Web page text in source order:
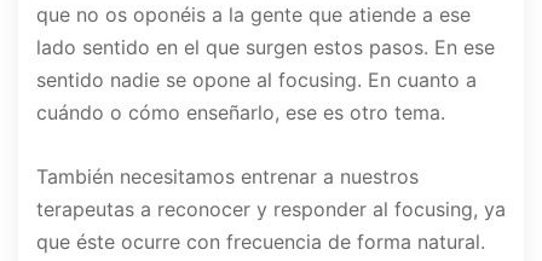
que no os oponéis a la gente que atiende a ese
lado sentido en el que surgen estos pasos. En ese
sentido nadie se opone al focusing. En cuanto a
cuándo o cómo enseñarlo, ese es otro tema.
También necesitamos entrenar a nuestros
terapeutas a reconocer y responder al focusing, ya
que éste ocurre con frecuencia de forma natural.